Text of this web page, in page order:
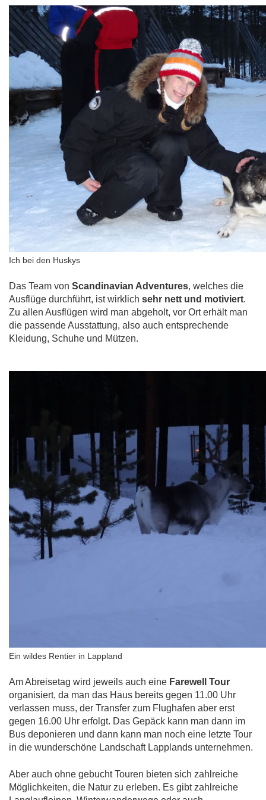
Ich bei den Huskys
Das Team von Scandinavian Adventures, welches die
Ausflüge durchführt, ist wirklich sehr nett und motiviert.
Zu allen Ausflügen wird man abgeholt, vor Ort erhält man
die passende Ausstattung, also auch entsprechende
Kleidung, Schuhe und Mützen.
Ein wildes Rentier in Lappland
Am Abreisetag wird jeweils auch eine Farewell Tour
organisiert, da man das Haus bereits gegen 11.00 Uhr
verlassen muss, der Transfer zum Flughafen aber erst
gegen 16.00 Uhr erfolgt. Das Gepäck kann man dann im
Bus deponieren und dann kann man noch eine letzte Tour
in die wunderschöne Landschaft Lapplands unternehmen.
Aber auch ohne gebucht Touren bieten sich zahlreiche
Möglichkeiten, die Natur zu erleben. Es gibt zahlreiche